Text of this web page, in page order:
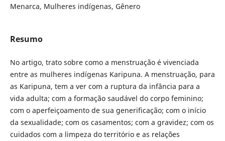
Menarca, Mulheres indígenas, Gênero
Resumo
No artigo, trato sobre como a menstruação é vivenciada
entre as mulheres indígenas Karipuna. A menstruação, para
as Karipuna, tem a ver com a ruptura da infância para a
vida adulta; com a formação saudável do corpo feminino;
com o aperfeiçoamento de sua generificação; com o início
da sexualidade; com os casamentos; com a gravidez; com os
cuidados com a limpeza do território e as relações